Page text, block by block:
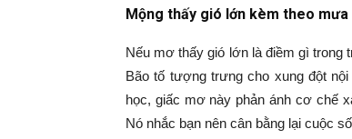
Mộng thấy gió lớn kèm theo mưa
Nếu mơ thấy gió lớn là điềm gì
Bão tố tượng trưng cho xung đột
học, giấc mơ này phản ánh cơ chế
Nó nhắc bạn nên cân bằng lại cuộc